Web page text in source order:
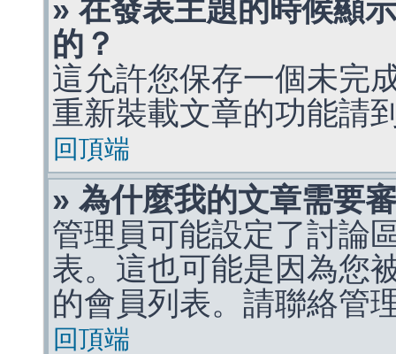
» 在發表主題的時候顯
的？
這允許您保存一個未完
重新裝載文章的功能請
回頂端
» 為什麼我的文章需要
管理員可能設定了討論
表。這也可能是因為您
的會員列表。請聯絡管
回頂端